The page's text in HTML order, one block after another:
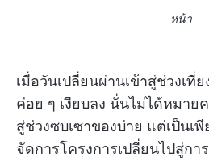
หน้า
เมื่อวันเปลี่ยนผ่านเข้าสู่ช่วงเที่
ค่อย ๆ เงียบลง นั่นไม่ได้หมาย
สู่ช่วงซบเซาของบ่าย แต่เป็นเ
จัดการโครงการเปลี่ยนไปสู่กา